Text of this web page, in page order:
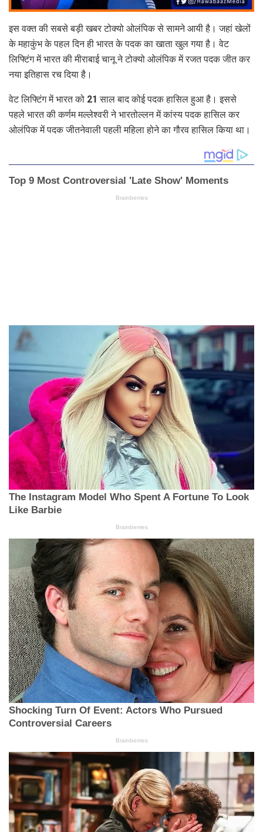
इस वक्त की सबसे बड़ी खबर टोक्यो ओलंपिक से सामने आयी है। जहां खेलों
के महाकुंभ के पहल दिन ही भारत के पदक का खाता खुल गया है। वेट
लिफ्टिंग में भारत की मीराबाई चानू ने टोक्यो ओलंपिक में रजत पदक जीत कर
नया इतिहास रच दिया है।
वेट लिफ्टिंग में भारत को 21 साल बाद कोई पदक हासिल हुआ है। इससे
पहले भारत की कर्णम मल्लेश्वरी ने भारतोल्लन में कांस्य पदक हासिल कर
ओलंपिक में पदक जीतनेवाली पहली महिला होने का गौरव हासिल किया था।